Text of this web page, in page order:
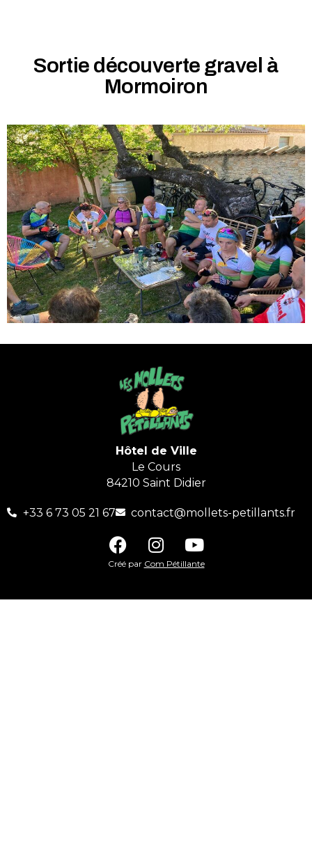
Sortie découverte gravel à
Mormoiron
Hôtel de Ville
Le Cours
84210 Saint Didier
+33 6 73 05 21 67 contact@mollets-petillants.fr
Créé par Com Pétillante